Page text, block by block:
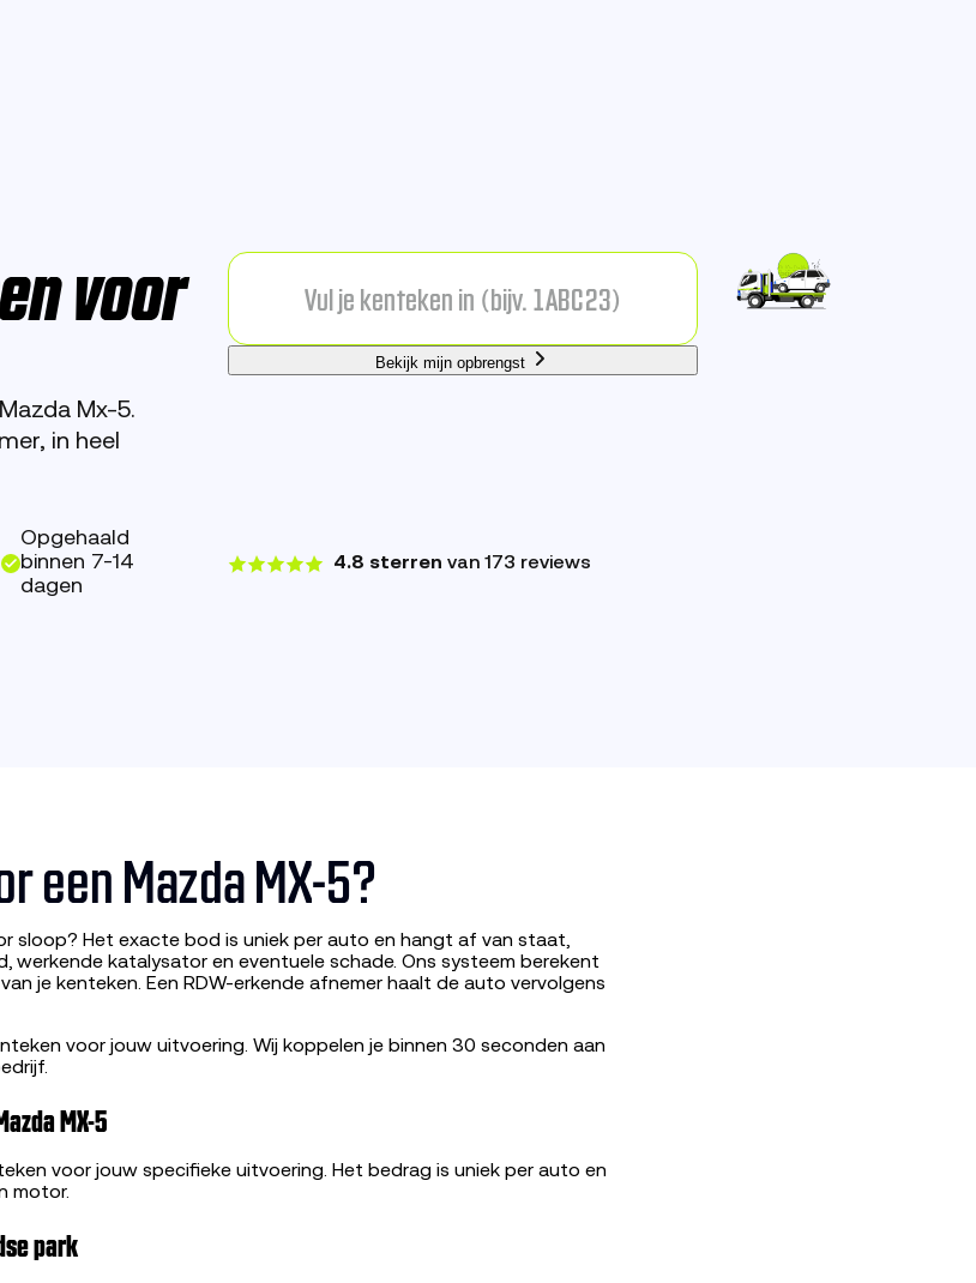
voor
Mx-5.
in heel
Bekijk mijn opbrengst
Opgehaald
binnen 7-14
dagen
4.8 sterren van 173 reviews
een Mazda MX-5?
sloop? Het exacte bod is uniek per auto en hangt af van staat,
werkende katalysator en eventuele schade. Ons systeem berekent
je kenteken. Een RDW-erkende afnemer haalt de auto vervolgens
voor jouw uitvoering. Wij koppelen je binnen 30 seconden aan
MX-5
voor jouw specifieke uitvoering. Het bedrag is uniek per auto en
motor.
park